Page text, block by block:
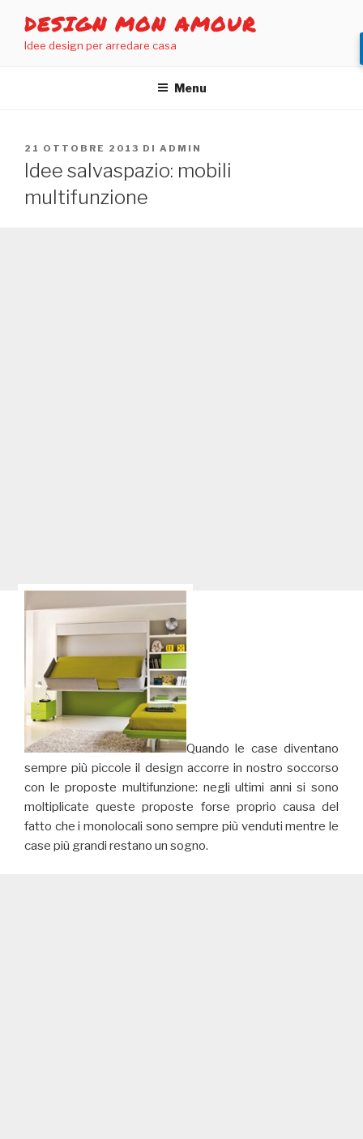
contenuto
DESIGN MON AMOUR
Idee design per arredare casa
Menu
PUBBLICATO
IL
21 OTTOBRE 2013 DI ADMIN
Idee salvaspazio: mobili
multifunzione
Quando le case diventano
sempre più piccole il design accorre in nostro soccorso
con le proposte multifunzione: negli ultimi anni si sono
moltiplicate queste proposte forse proprio causa del
fatto che i monolocali sono sempre più venduti mentre le
case più grandi restano un sogno.